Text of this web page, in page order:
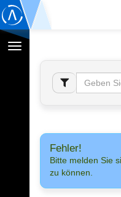
Navigation
umschalten
Fehler!
Bitte melden Sie
zu können.